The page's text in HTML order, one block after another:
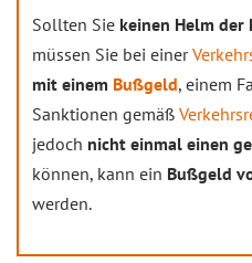
Sollten Sie keinen Helm der
müssen Sie bei einer
mit einem Bußgeld, einem
Sanktionen gemäß
jedoch nicht einmal einen
können, kann ein Bußgeld
werden.